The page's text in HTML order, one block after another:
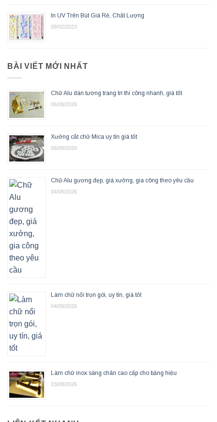
In UV Trên Bút Giá Rẻ, Chất Lượng
09/02/2023
BÀI VIẾT MỚI NHẤT
Chữ Alu dán tường trang trí thi công nhanh, giá tốt
06/08/2026
Xưởng cắt chữ Mica uy tín giá tốt
06/08/2026
Chữ Alu gương đẹp, giá xưởng, gia công theo yêu cầu
04/08/2026
Làm chữ nổi trọn gói, uy tín, giá tốt
04/08/2026
Làm chữ inox sáng chân cao cấp cho bảng hiệu
03/08/2026